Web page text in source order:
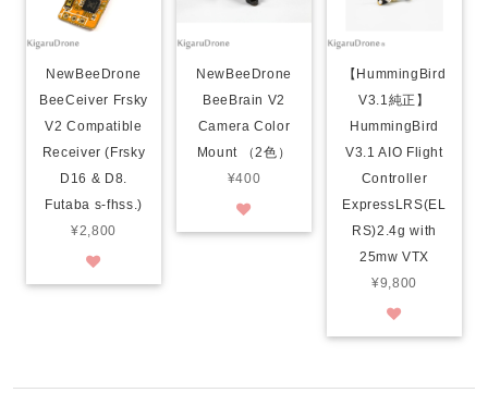
NewBeeDrone
BeeCeiver Frsky
V2 Compatible
Receiver (Frsky
D16 & D8.
Futaba s-fhss.)
¥2,800
NewBeeDrone
BeeBrain V2
Camera Color
Mount （2色）
¥400
【HummingBird
V3.1純正】
HummingBird
V3.1 AIO Flight
Controller
ExpressLRS(EL
RS)2.4g with
25mw VTX
¥9,800